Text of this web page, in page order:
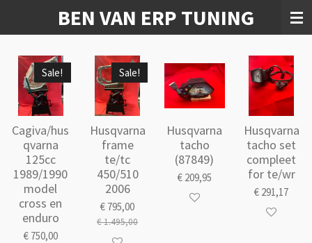
hoofdinhoud
BEN VAN ERP TUNING
Sale!
Cagiva/hus
qvarna
125cc
1989/1990
model
cross en
enduro
€ 750,00
Sale!
Husqvarna
frame
te/tc
450/510
2006
€ 795,00
€ 1.495,00
Husqvarna
tacho
(87849)
€ 209,95
Husqvarna
tacho set
compleet
for te/wr
€ 291,17